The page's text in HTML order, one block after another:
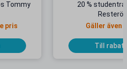
Tommy
pris
20 %
Gäller även
Till